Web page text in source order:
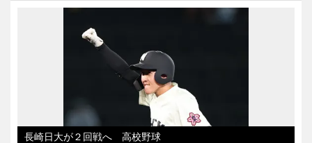
長崎日大が２回戦へ 高校野球